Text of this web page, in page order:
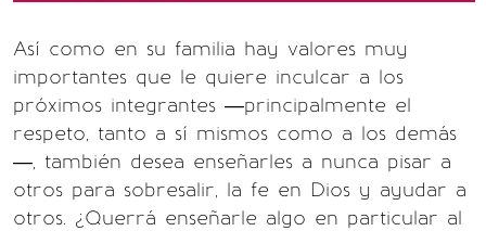
Así como en su familia hay valores muy
importantes que le quiere inculcar a los
próximos integrantes —principalmente el
respeto, tanto a sí mismos como a los demás
—, también desea enseñarles a nunca pisar a
otros para sobresalir, la fe en Dios y ayudar a
otros. ¿Querrá enseñarle algo en particular al